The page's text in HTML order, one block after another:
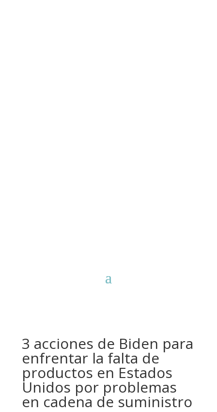
3 acciones de Biden para
enfrentar la falta de
productos en Estados
Unidos por problemas
en cadena de suministro